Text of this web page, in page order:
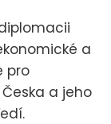
a
pro
a jeho